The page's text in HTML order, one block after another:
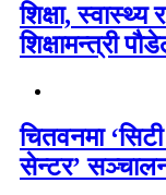
शिक्षा, स्वास्थ्य
शिक्षामन्त्री
चितवनमा
सेन्टर’